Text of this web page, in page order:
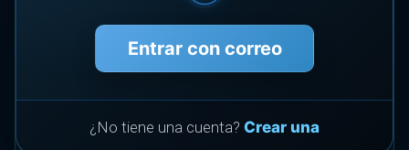
Entrar con correo
¿No tiene una cuenta? Crear una